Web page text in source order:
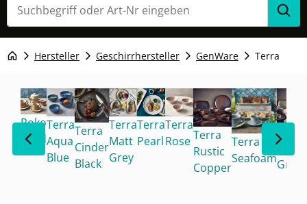
Hersteller Geschirrhersteller GenWare Terra
Roko
Sand
Terra
Aqua
Blue
Terra
Cinder
Black
Terra
Matt
Grey
Terra
Pearl
Terra
RoseTerra
Rustic
Copper
Terra
Seafoam
Terra
Grey